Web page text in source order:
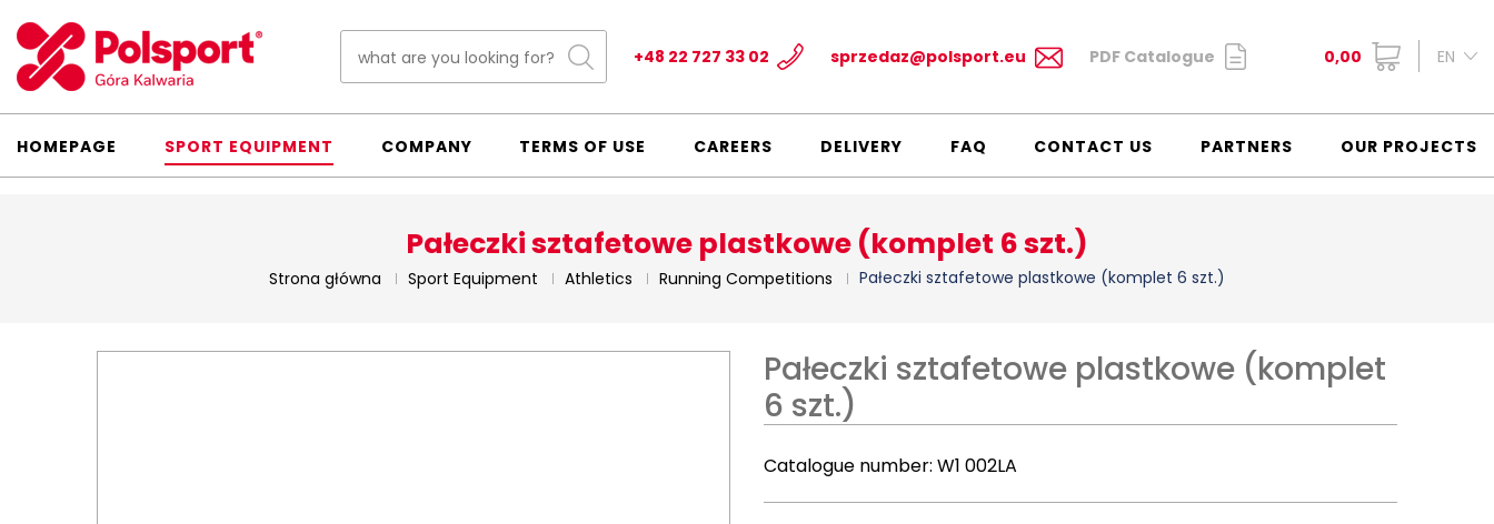
+48 22 727 33 02 sprzedaz@polsport.eu PDF Catalogue 0,00 EN
HOMEPAGE SPORT EQUIPMENT COMPANY TERMS OF USE CAREERS DELIVERY FAQ CONTACT US PARTNERS OUR PROJECTS
Pałeczki sztafetowe plastkowe (komplet 6 szt.)
Strona główna Sport Equipment Athletics Running Competitions Pałeczki sztafetowe plastkowe (komplet 6 szt.)
Pałeczki sztafetowe plastkowe (komplet
6 szt.)
Catalogue number: W1 002LA